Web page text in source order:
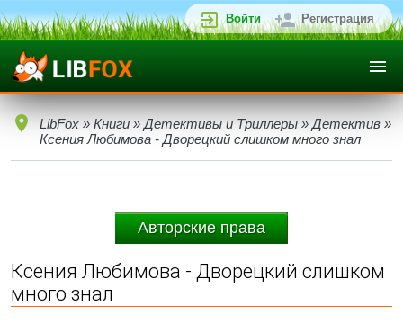
Войти Регистрация
LibFox » Книги » Детективы и Триллеры » Детектив »
Ксения Любимова - Дворецкий слишком много знал
Авторские права
Ксения Любимова - Дворецкий слишком
много знал